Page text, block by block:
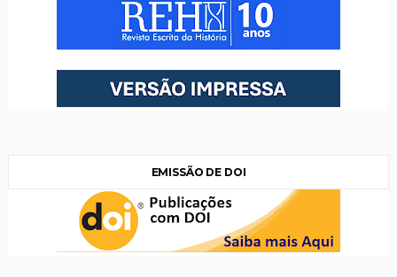
EMISSÃO DE DOI